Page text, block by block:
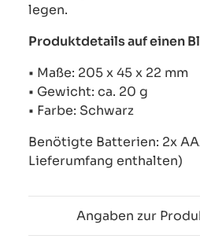
legen.
Produktdetails auf einen
• Maße: 205 x 45 x 22 mm
• Gewicht: ca. 20 g
• Farbe: Schwarz
Benötigte Batterien: 2x
Lieferumfang enthalten)
Angaben zur